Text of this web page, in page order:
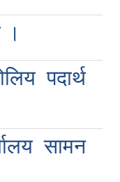
।
पदार्थ
सामन